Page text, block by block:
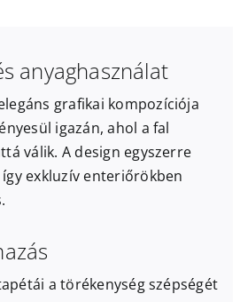
anyaghasználat
grafikai kompozíciója
igazán, ahol a fal
válik. A design egyszerre
exkluzív enteriőrökben
a törékenység szépségét